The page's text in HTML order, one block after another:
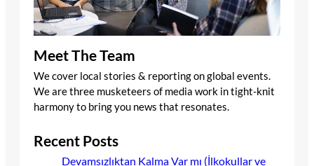
Meet The Team
We cover local stories & reporting on global events.
We are three musketeers of media work in tight-knit
harmony to bring you news that resonates.
Recent Posts
Devamsızlıktan Kalma Var mı (İlkokullar ve